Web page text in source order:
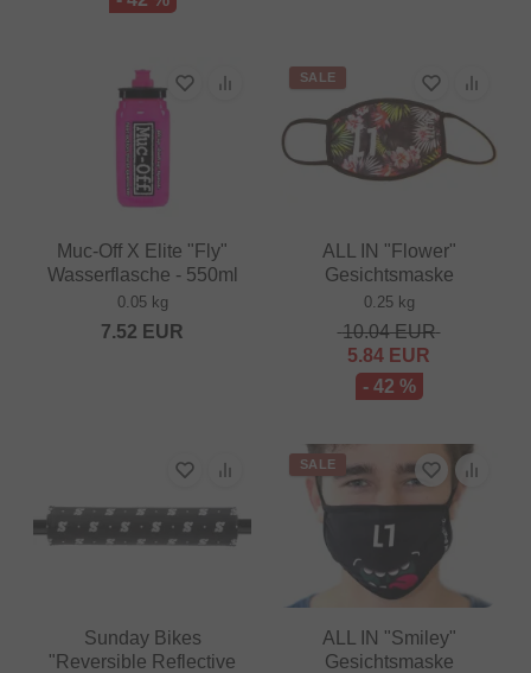
Muc-Off X Elite "Fly"
Wasserflasche - 550ml
0.05 kg
7.52 EUR
SALE
ALL IN "Flower"
Gesichtsmaske
0.25 kg
10.04EUR
5.84 EUR
- 42 %
Sunday Bikes
"Reversible Reflective
SALE
ALL IN "Smiley"
Gesichtsmaske